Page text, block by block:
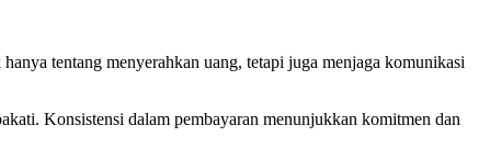
tentang menyerahkan uang, tetapi juga menjaga komunikasi
Konsistensi dalam pembayaran menunjukkan komitmen dan